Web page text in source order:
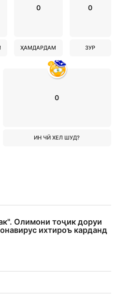
0
ҲАМДАРДАМ
0
ЗУР
0
ИН ЧӢ ХЕЛ ШУД?
Олимони тоҷик доруи
ихтироъ карданд